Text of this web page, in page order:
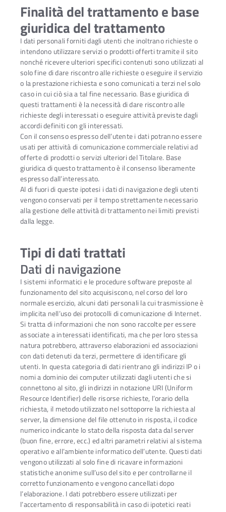
Finalità del trattamento e base
giuridica del trattamento
I dati personali forniti dagli utenti che inoltrano richieste o
intendono utilizzare servizi o prodotti offerti tramite il sito
nonché ricevere ulteriori specifici contenuti sono utilizzati al
solo fine di dare riscontro alle richieste o eseguire il servizio
o la prestazione richiesta e sono comunicati a terzi nel solo
caso in cui ciò sia a tal fine necessario. Base giuridica di
questi trattamenti è la necessità di dare riscontro alle
richieste degli interessati o eseguire attività previste dagli
accordi definiti con gli interessati.
Con il consenso espresso dell’utente i dati potranno essere
usati per attività di comunicazione commerciale relativi ad
offerte di prodotti o servizi ulteriori del Titolare. Base
giuridica di questo trattamento è il consenso liberamente
espresso dall’interessato.
Al di fuori di queste ipotesi i dati di navigazione degli utenti
vengono conservati per il tempo strettamente necessario
alla gestione delle attività di trattamento nei limiti previsti
dalla legge.
Tipi di dati trattati
Dati di navigazione
I sistemi informatici e le procedure software preposte al
funzionamento del sito acquisiscono, nel corso del loro
normale esercizio, alcuni dati personali la cui trasmissione è
implicita nell’uso dei protocolli di comunicazione di Internet.
Si tratta di informazioni che non sono raccolte per essere
associate a interessati identificati, ma che per loro stessa
natura potrebbero, attraverso elaborazioni ed associazioni
con dati detenuti da terzi, permettere di identificare gli
utenti. In questa categoria di dati rientrano gli indirizzi IP o i
nomi a dominio dei computer utilizzati dagli utenti che si
connettono al sito, gli indirizzi in notazione URI (Uniform
Resource Identifier) delle risorse richieste, l’orario della
richiesta, il metodo utilizzato nel sottoporre la richiesta al
server, la dimensione del file ottenuto in risposta, il codice
numerico indicante lo stato della risposta data dal server
(buon fine, errore, ecc.) ed altri parametri relativi al sistema
operativo e all’ambiente informatico dell’utente. Questi dati
vengono utilizzati al solo fine di ricavare informazioni
statistiche anonime sull’uso del sito e per controllarne il
corretto funzionamento e vengono cancellati dopo
l’elaborazione. I dati potrebbero essere utilizzati per
l’accertamento di responsabilità in caso di ipotetici reati